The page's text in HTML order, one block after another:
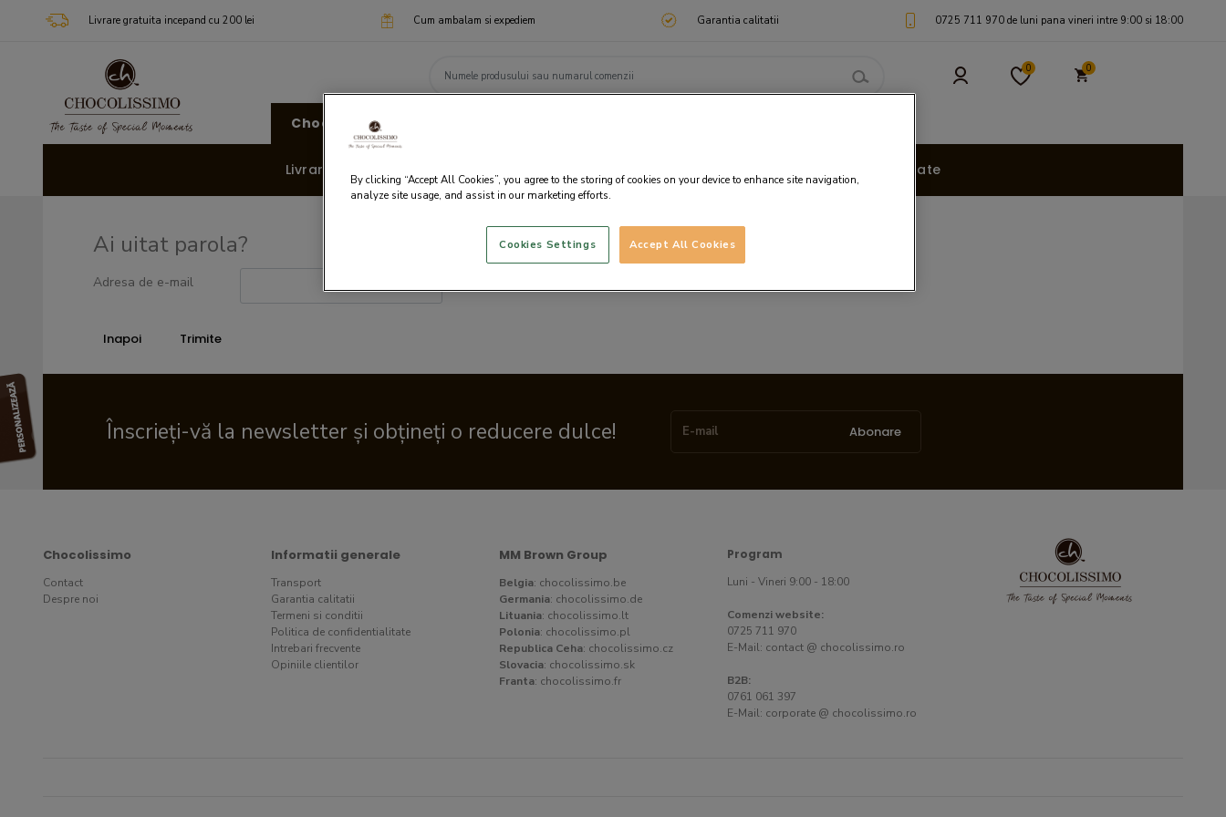
Livrare gratuita incepand cu 200 lei Cum ambalam si expediem Garantia calitatii 0725 711 970 de luni pana vineri intre 9:00 si 18:00
0 0
Chocolissimo
Livrare rapida 🚚 Cadouri Personalizate
Ai uitat parola?
Adresa de e-mail
Înscrieți-vă la newsletter și obțineți o reducere dulce! Abonare
Chocolissimo
Contact
Despre noi
Informatii generale
Transport
Garantia calitatii
Termeni si conditii
Politica de confidentialitate
Intrebari frecvente
Opiniile clientilor
MM Brown Group
Belgia: chocolissimo.be
Germania: chocolissimo.de
Lituania: chocolissimo.lt
Polonia: chocolissimo.pl
Republica Ceha: chocolissimo.cz
Slovacia: chocolissimo.sk
Franta: chocolissimo.fr
Program
Luni - Vineri 9:00 - 18:00
Comenzi website:
0725 711 970
E-Mail: contact @ chocolissimo.ro
B2B:
0761 061 397
E-Mail: corporate @ chocolissimo.ro
By clicking “Accept All Cookies”, you agree to the storing of cookies on your device to enhance site navigation,
analyze site usage, and assist in our marketing efforts.
Accept All Cookies
Cookies Settings